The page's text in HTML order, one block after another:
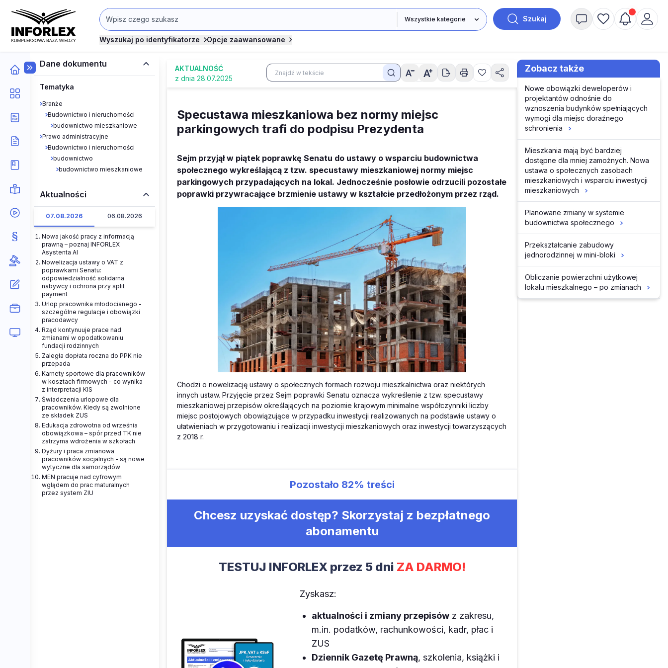
Szukaj
Wyszukaj po identyfikatorze Opcje zaawansowane
Dane dokumentu
Tematyka
Branże
Budownictwo i nieruchomości
budownictwo mieszkaniowe
Prawo administracyjne
Budownictwo i nieruchomości
budownictwo
budownictwo mieszkaniowe
Aktualności
07.08.2026 06.08.2026
Nowa jakość pracy z informacją
prawną – poznaj INFORLEX
Asystenta AI
Nowelizacja ustawy o VAT z
poprawkami Senatu:
odpowiedzialność solidarna
nabywcy i ochrona przy split
payment
Urlop pracownika młodocianego -
szczególne regulacje i obowiązki
pracodawcy
Rząd kontynuuje prace nad
zmianami w opodatkowaniu
fundacji rodzinnych
Zaległa dopłata roczna do PPK nie
przepada
Karnety sportowe dla pracowników
w kosztach firmowych - co wynika
z interpretacji KIS
Świadczenia urlopowe dla
pracowników. Kiedy są zwolnione
ze składek ZUS
Edukacja zdrowotna od września
obowiązkowa – spór przed TK nie
zatrzyma wdrożenia w szkołach
Dyżury i praca zmianowa
pracowników socjalnych - są nowe
wytyczne dla samorządów
MEN pracuje nad cyfrowym
wglądem do prac maturalnych
przez system ZIU
AKTUALNOŚĆ
z dnia 28.07.2025
Specustawa mieszkaniowa bez normy miejsc
parkingowych trafi do podpisu Prezydenta
Sejm przyjął w piątek poprawkę Senatu do ustawy o wsparciu budownictwa
społecznego wykreślającą z tzw. specustawy mieszkaniowej normy miejsc
parkingowych przypadających na lokal. Jednocześnie posłowie odrzucili pozostałe
poprawki przywracające brzmienie ustawy w kształcie przedłożonym przez rząd.
Chodzi o nowelizację ustawy o społecznych formach rozwoju mieszkalnictwa oraz niektórych
innych ustaw. Przyjęcie przez Sejm poprawki Senatu oznacza wykreślenie z tzw. specustawy
mieszkaniowej przepisów określających na poziomie krajowym minimalne współczynniki liczby
miejsc postojowych obowiązujące w przypadku inwestycji realizowanych na podstawie ustawy o
ułatwieniach w przygotowaniu i realizacji inwestycji mieszkaniowych oraz inwestycji towarzyszących
z 2018 r.
Pozostało 82% treści
Chcesz uzyskać dostęp? Skorzystaj z bezpłatnego
abonamentu
TESTUJ INFORLEX przez 5 dni ZA DARMO!
Zyskasz:
aktualności i zmiany przepisówz zakresu,
m.in. podatków, rachunkowości, kadr, płac i
ZUS
Dziennik Gazetę Prawną, szkolenia, książki i
Zobacz także
Nowe obowiązki deweloperów i
projektantów odnośnie do
wznoszenia budynków spełniających
wymogi dla miejsc doraźnego
schronienia
Mieszkania mają być bardziej
dostępne dla mniej zamożnych. Nowa
ustawa o społecznych zasobach
mieszkaniowych i wsparciu inwestycji
mieszkaniowych
Planowane zmiany w systemie
budownictwa społecznego
Przekształcanie zabudowy
jednorodzinnej w mini-bloki
Obliczanie powierzchni użytkowej
lokalu mieszkalnego – po zmianach